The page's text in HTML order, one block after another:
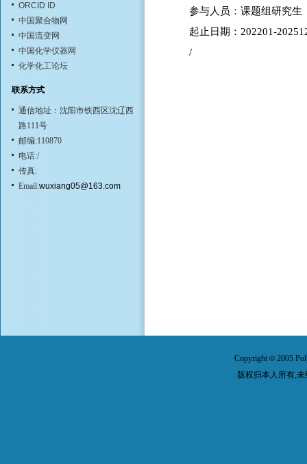
ORCID ID
中国聚合物网
中国流变网
中国化学仪器网
化学化工论坛
联系方式
通信地址：沈阳市铁西区沈辽西
路111号
邮编:110870
电话:/
传真:
Email:wuxiang05@163.com
参与人员：课题组研究生
起止日期：202201-
/
Copyright© 2005
版权归本人所有,